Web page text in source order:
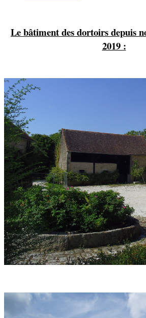
Le bâtiment des dortoirs depuis
2019 :